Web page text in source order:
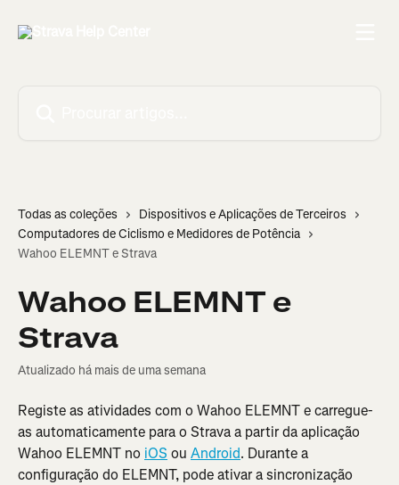
Todas as coleções
Dispositivos e Aplicações de Terceiros
Computadores de Ciclismo e Medidores de Potência
Wahoo ELEMNT e Strava
Wahoo ELEMNT e
Strava
Atualizado há mais de uma semana
Registe as atividades com o Wahoo ELEMNT e carregue-
as automaticamente para o Strava a partir da aplicação
Wahoo ELEMNT no iOS ou Android. Durante a
configuração do ELEMNT, pode ativar a sincronização